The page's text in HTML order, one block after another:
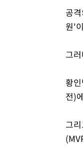
공
원'
그
황
전)
그